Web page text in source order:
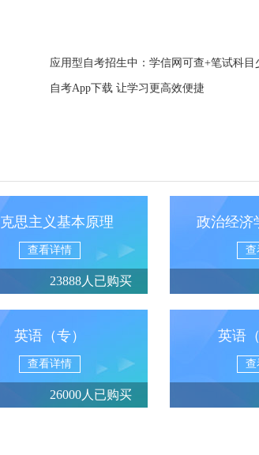
应用型自考招生中：学信网可查+笔试科目
自考App下载 让学习更高效便捷
思主义基本原理
查看详情
23888人已购买
政治经济
查
英语（专）
查看详情
26000人已购买
英语
查